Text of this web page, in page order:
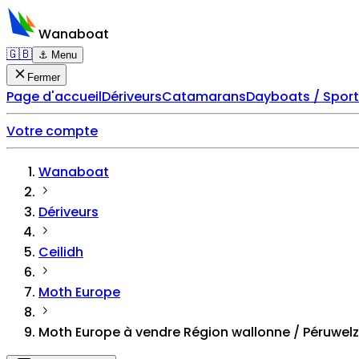
Wanaboat
🇬🇧 ⚓ Menu
Fermer
Page d'accueilDériveursCatamaransDayboats /
Votre compte
Wanaboat
Dériveurs
Ceilidh
Moth Europe
Moth Europe à vendre Région wallonne / Péruwelz